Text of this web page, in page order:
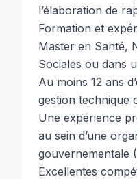
l’élaboration de
Formation et
Master en Santé,
Sociales ou dans
Au moins 12 ans
gestion technique
Une expérience
au sein d’une
gouvernementale
Excellentes